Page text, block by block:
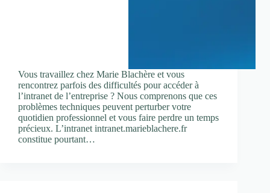
Vous travaillez chez Marie Blachère et vous
rencontrez parfois des difficultés pour accéder à
l’intranet de l’entreprise ? Nous comprenons que ces
problèmes techniques peuvent perturber votre
quotidien professionnel et vous faire perdre un temps
précieux. L’intranet intranet.marieblachere.fr
constitue pourtant…